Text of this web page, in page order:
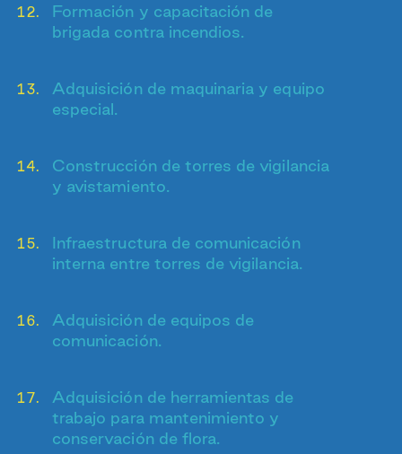
Formación y capacitación de
brigada contra incendios.
Adquisición de maquinaria y equipo
especial.
Construcción de torres de vigilancia
y avistamiento.
Infraestructura de comunicación
interna entre torres de vigilancia.
Adquisición de equipos de
comunicación.
Adquisición de herramientas de
trabajo para mantenimiento y
conservación de flora.